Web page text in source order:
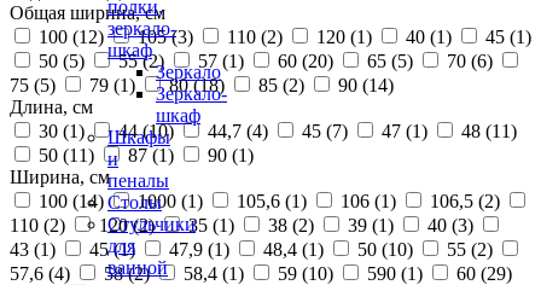
полки,
зеркало-
шкаф
Зеркало
Зеркало-
шкаф
Шкафы
и
пеналы
Столы
Стульчики
для
ванной
Общая ширина, см
100 (12) 105 (3) 110 (2) 120 (1) 40 (1) 45 (1)
50 (5) 55 (2) 57 (1) 60 (20) 65 (5) 70 (6)
75 (5) 79 (1) 80 (18) 85 (2) 90 (14)
Длина, см
30 (1) 44 (10) 44,7 (4) 45 (7) 47 (1) 48 (11)
50 (11) 87 (1) 90 (1)
Ширина, см
100 (14) 1000 (1) 105,6 (1) 106 (1) 106,5 (2)
110 (2) 120 (2) 35 (1) 38 (2) 39 (1) 40 (3)
43 (1) 45 (1) 47,9 (1) 48,4 (1) 50 (10) 55 (2)
57,6 (4) 58 (2) 58,4 (1) 59 (10) 590 (1) 60 (29)